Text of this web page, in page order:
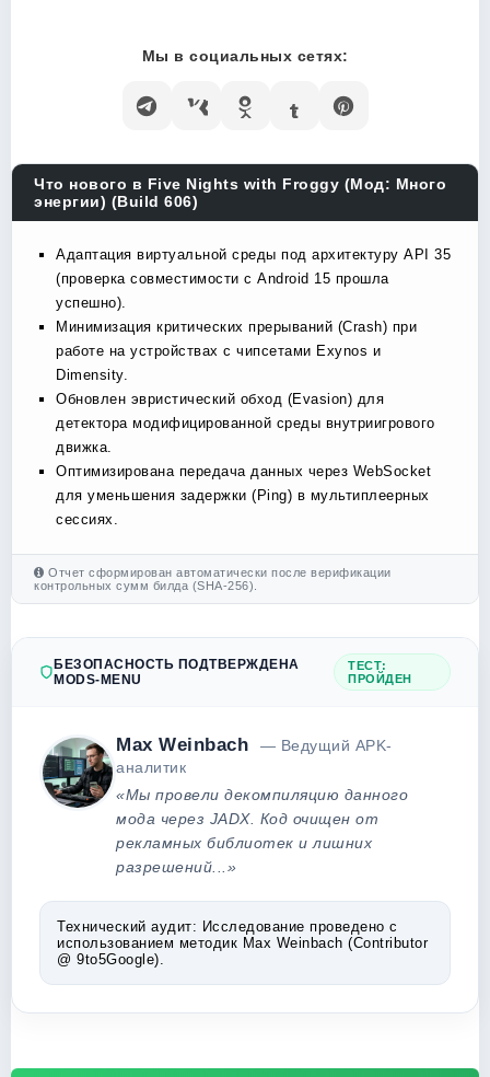
Мы в социальных сетях:
Что нового в Five Nights with Froggy (Мод: Много
энергии) (Build 606)
Адаптация виртуальной среды под архитектуру API 35
(проверка совместимости с Android 15 прошла
успешно).
Минимизация критических прерываний (Crash) при
работе на устройствах с чипсетами Exynos и
Dimensity.
Обновлен эвристический обход (Evasion) для
детектора модифицированной среды внутриигрового
движка.
Оптимизирована передача данных через WebSocket
для уменьшения задержки (Ping) в мультиплеерных
сессиях.
Отчет сформирован автоматически после верификации
контрольных сумм билда (SHA-256).
БЕЗОПАСНОСТЬ ПОДТВЕРЖДЕНА
MODS-MENU
ТЕСТ:
ПРОЙДЕН
Max Weinbach
— Ведущий APK-
аналитик
«Мы провели декомпиляцию данного
мода через JADX. Код очищен от
рекламных библиотек и лишних
разрешений...»
Технический аудит: Исследование проведено с
использованием методик Max Weinbach (Contributor
@ 9to5Google).